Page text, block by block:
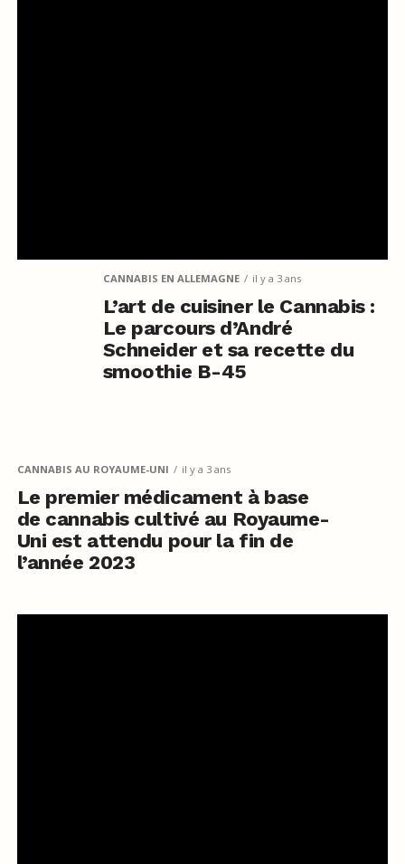
CANNABIS EN ALLEMAGNE il y a 3 ans
L’art de cuisiner le Cannabis :
Le parcours d’André
Schneider et sa recette du
smoothie B-45
CANNABIS AU ROYAUME-UNI il y a 3 ans
Le premier médicament à base
de cannabis cultivé au Royaume-
Uni est attendu pour la fin de
l’année 2023